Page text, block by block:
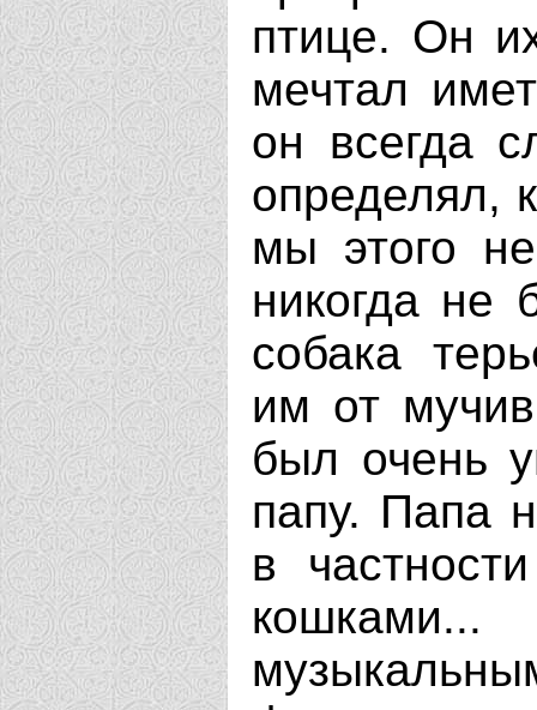
птице. Он
мечтал
он всегда
определял,
мы этого
никогда не
собака
им от
был очень
папу. Папа
в